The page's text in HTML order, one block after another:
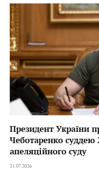
Президент України
Чеботаренко
апеляційного суду
31.07.2026